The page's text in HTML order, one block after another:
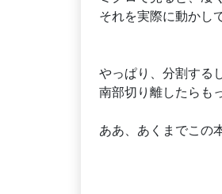
それを実際に動かし
やっぱり、分割する
南部切り離したらも
ああ、あくまでこの